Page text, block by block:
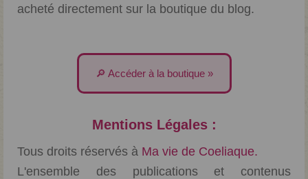
acheté directement sur la boutique du blog.
🔎 Accéder à la boutique »
Mentions Légales :
Tous droits réservés à Ma vie de Coeliaque.
L'ensemble des publications et contenus